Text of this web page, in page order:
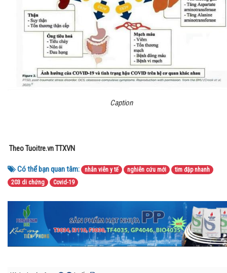
Caption
Theo Tuoitre.vn TTXVN
Có thể bạn quan tâm: nhân viên y tế nghiên cứu mới
tim đập nhanh
203 di chứng
Covid-19